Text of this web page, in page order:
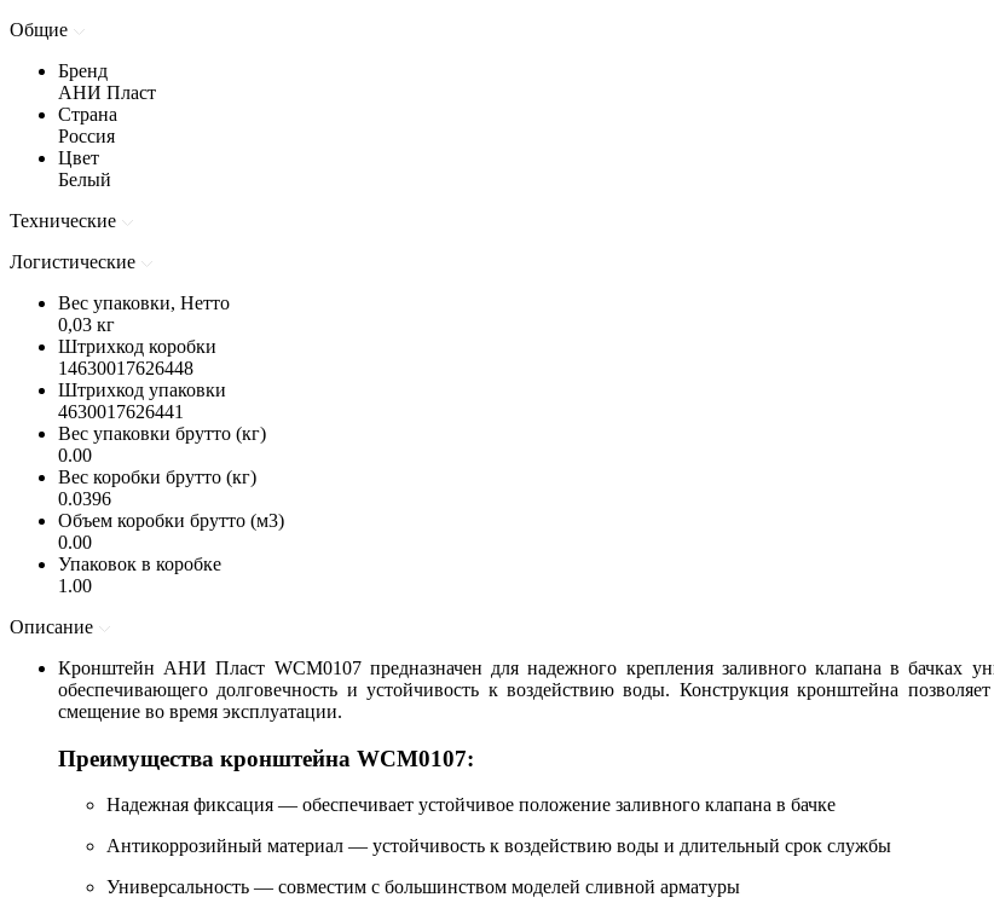
Общие
Бренд
АНИ Пласт
Страна
Россия
Цвет
Белый
Технические
Логистические
Вес упаковки, Нетто
0,03 кг
Штрихкод коробки
14630017626448
Штрихкод упаковки
4630017626441
Вес упаковки брутто (кг)
0.00
Вес коробки брутто (кг)
0.0396
Объем коробки брутто (м3)
0.00
Упаковок в коробке
1.00
Описание
Кронштейн АНИ Пласт WCM0107 предназначен для надежного крепления заливного клапана в бачках
обеспечивающего долговечность и устойчивость к воздействию воды. Конструкция кронштейна
смещение во время эксплуатации.
Преимущества кронштейна WCM0107:
Надежная фиксация — обеспечивает устойчивое положение заливного клапана в бачке
Антикоррозийный материал — устойчивость к воздействию воды и длительный срок службы
Универсальность — совместим с большинством моделей сливной арматуры